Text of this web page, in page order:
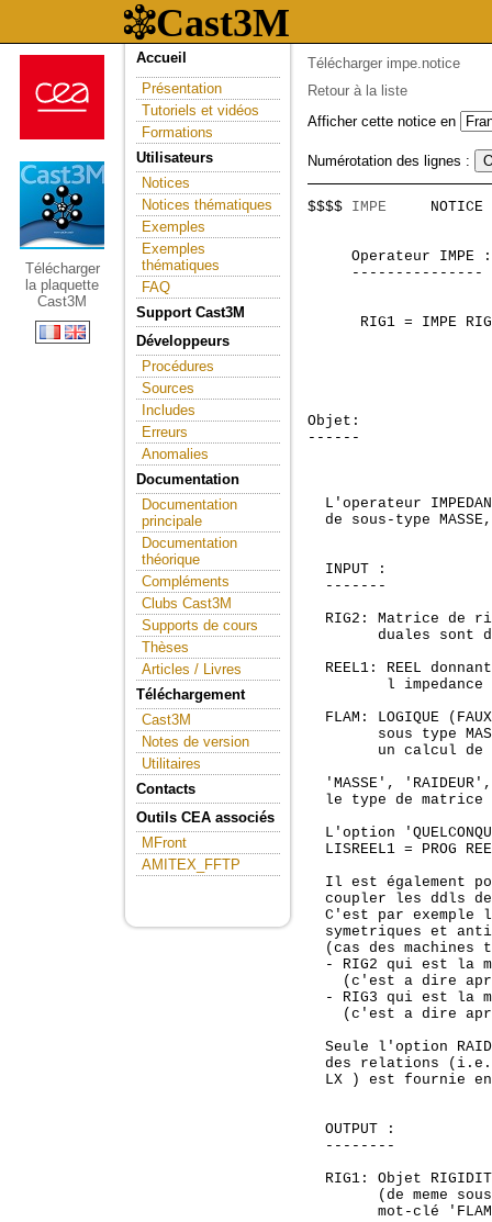
Télécharger
la plaquette
Cast3M
Accueil
Présentation
Tutoriels et vidéos
Formations
Utilisateurs
Notices
Notices thématiques
Exemples
Exemples
thématiques
FAQ
Support Cast3M
Développeurs
Procédures
Sources
Includes
Erreurs
Anomalies
Documentation
Documentation
principale
Documentation
théorique
Compléments
Clubs Cast3M
Supports de cours
Thèses
Articles / Livres
Téléchargement
Cast3M
Notes de version
Utilitaires
Contacts
Outils CEA associés
MFront
AMITEX_FFTP
Télécharger impe.notice
Retour à la liste
Afficher cette notice en
Numérotation des lignes :
$$$$ IMPE
Operateur IMPE
RIG1 = IMPE
Objet:
------
L'operateur
de sous-type
  INPUT :
  -------
RIG2: Matrice de
duales sont
REEL1: REEL
l impedance
FLAM: LOGIQUE
sous type
un calcul
'MASSE',
le type de matrice
L'option
LISREEL1 = PROG
Il est également
coupler les ddls
C'est par exemple
symetriques et
(cas des machines
- RIG2 qui est la
(c'est a dire
- RIG3 qui est la
(c'est a dire
Seule l'option
des relations
LX ) est fournie
  OUTPUT :
  --------
RIG1: Objet
(de meme
mot-clé